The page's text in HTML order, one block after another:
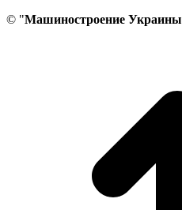
© "Машиностроение Украины